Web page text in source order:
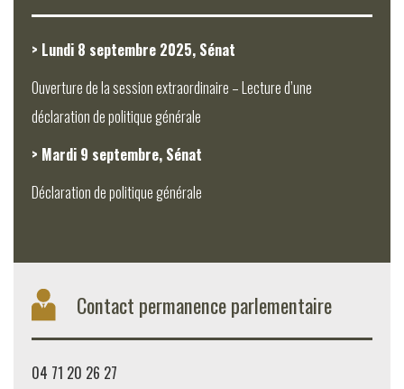
> Lundi 8 septembre 2025, Sénat
Ouverture de la session extraordinaire – Lecture d’une
déclaration de politique générale
> Mardi 9 septembre, Sénat
Déclaration de politique générale
Contact permanence parlementaire
04 71 20 26 27